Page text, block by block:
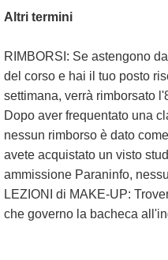
Altri termini
RIMBORSI: Se astengono
del corso e hai il tuo posto
settimana, verrà rimborsato
Dopo aver frequentato una
nessun rimborso è dato
avete acquistato un visto
ammissione Paraninfo,
LEZIONI di MAKE-UP:
che governo la bacheca